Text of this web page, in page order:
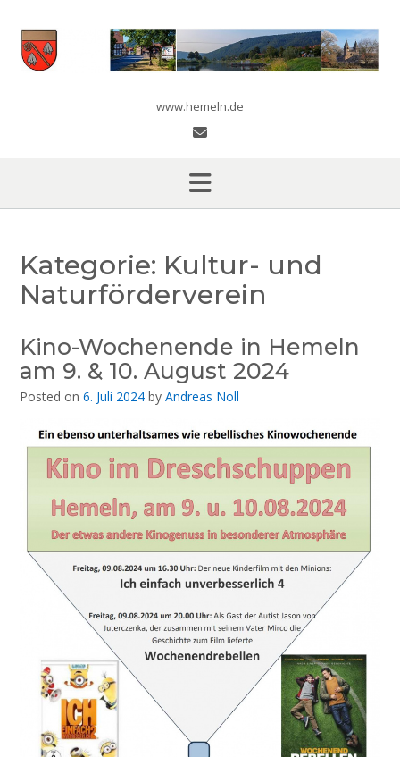
content
www.hemeln.de
Kategorie: Kultur- und
Naturförderverein
Kino-Wochenende in Hemeln
am 9. & 10. August 2024
Posted on 6. Juli 2024 by Andreas Noll